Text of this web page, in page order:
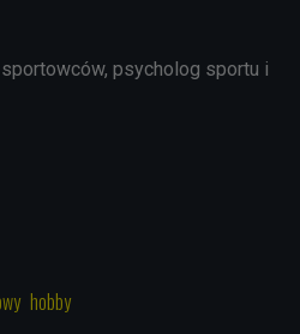
psycholog sportu i
hobby